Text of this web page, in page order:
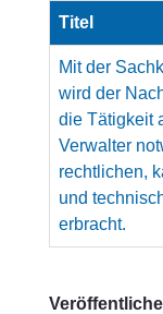
Titel
Mit der
wird der
die Tätigkeit
Verwalter
rechtlichen,
und
erbracht.